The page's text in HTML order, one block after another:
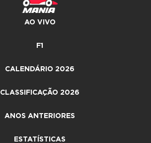
AO VIVO
F1
CALENDÁRIO 2026
CLASSIFICAÇÃO 2026
ANOS ANTERIORES
ESTATÍSTICAS